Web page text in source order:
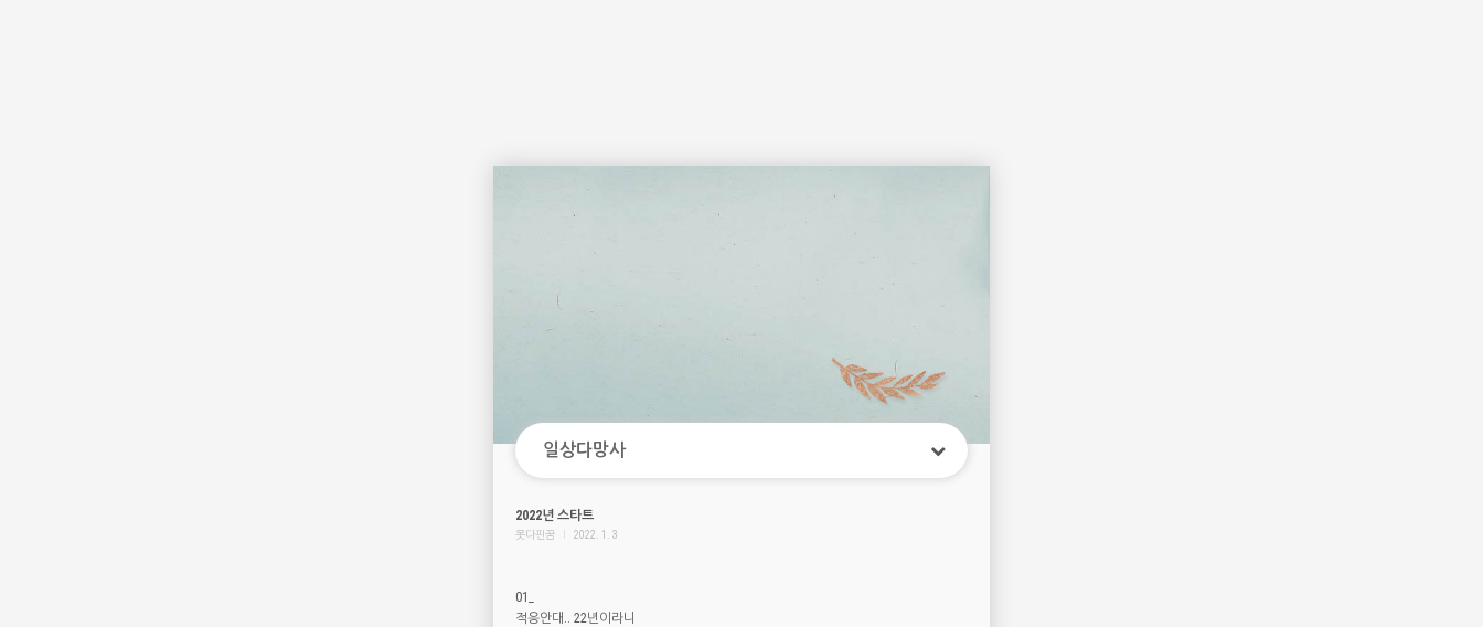
일상다망사
2022년 스타트
못다핀꿈 2022. 1. 3
01_
적응안대.. 22년이라니